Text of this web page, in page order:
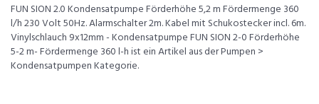
FUN SION 2.0 Kondensatpumpe Förderhöhe 5,2 m Fördermenge 360
l/h 230 Volt 50Hz. Alarmschalter 2m. Kabel mit Schukostecker incl. 6m.
Vinylschlauch 9x12mm - Kondensatpumpe FUN SION 2-0 Förderhöhe
5-2 m- Fördermenge 360 l-h ist ein Artikel aus der Pumpen >
Kondensatpumpen Kategorie.